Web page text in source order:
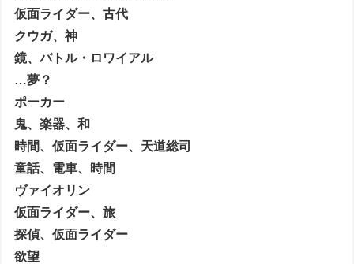
仮面ライダー、古代
クウガ、神
鏡、バトル・ロワイアル
…夢？
ポーカー
鬼、楽器、和
時間、仮面ライダー、天道総司
童話、電車、時間
ヴァイオリン
仮面ライダー、旅
探偵、仮面ライダー
欲望